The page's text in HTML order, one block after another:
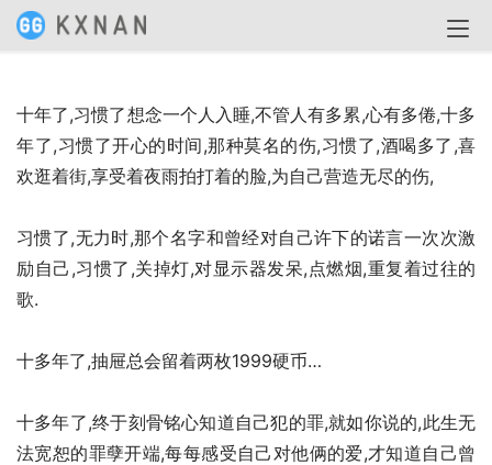
十年了,习惯了想念一个人入睡,不管人有多累,心有多倦,十多
年了,习惯了开心的时间,那种莫名的伤,习惯了,酒喝多了,喜
欢逛着街,享受着夜雨拍打着的脸,为自己营造无尽的伤,
习惯了,无力时,那个名字和曾经对自己许下的诺言一次次激
励自己,习惯了,关掉灯,对显示器发呆,点燃烟,重复着过往的
歌.
十多年了,抽屉总会留着两枚1999硬币…
十多年了,终于刻骨铭心知道自己犯的罪,就如你说的,此生无
法宽恕的罪孽开端,每每感受自己对他俩的爱,才知道自己曾